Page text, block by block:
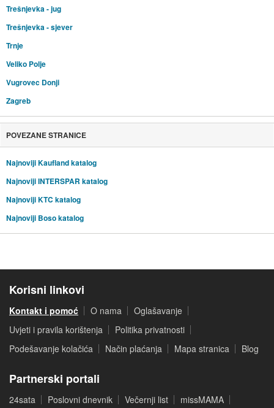
Trešnjevka - jug
Trešnjevka - sjever
Trnje
Veliko Polje
Vugrovec Donji
Zagreb
POVEZANE STRANICE
Najnoviji Kaufland katalog
Najnoviji INTERSPAR katalog
Najnoviji KTC katalog
Najnoviji Boso katalog
Korisni linkovi
Kontakt i pomoć O nama
Oglašavanje
Uvjeti i pravila korištenja
Politika privatnosti
Podešavanje kolačića
Način plaćanja Mapa stranica Blog
Partnerski portali
24sata Poslovni dnevnik Večernji list missMAMA